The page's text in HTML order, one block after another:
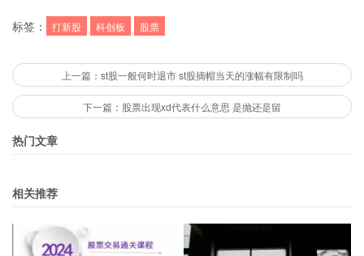
标签： 打新股 科创板 股票
上一篇：st股一般何时退市 st股摘帽当天的涨幅有限制吗
下一篇：股票出现xd代表什么意思 是抛还是留
热门文章
相关推荐